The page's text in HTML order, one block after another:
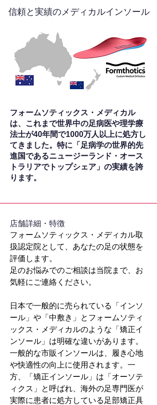
信頼と実績のメディカルインソール
フォームソティックス・メディカル
は、これまで世界中の足病医や理学療
法士が40年間で1000万人以上に処方し
てきました。特に「足病学の世界的先
進国であるニュージーランド・オース
トラリアでトップシェア」の実績を誇
ります。
​店舗詳細・特徴
フォームソティックス・メディカル取
扱認定院として、あなたの足の状態を
評価します。
足のお悩みでのご相談は当院まで、お
気軽にご連絡ください。
日本で一般的に売られている「インソ
ール」や「中敷き」とフォームソティ
ックス・メディカルのような「矯正イ
ンソール」は明確な違いがあります。
一般的な市販インソールは、履き心地
や快適性の向上に使用されます。一
方、「矯正インソール」は「オーソテ
ィクス」と呼ばれ、海外の足専門医が
実際に患者に処方している足部矯正具